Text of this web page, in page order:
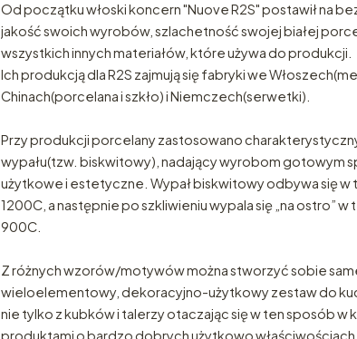
Od początku włoski koncern "Nuove R2S" postawił na
jakość swoich wyrobów, szlachetność swojej białej
wszystkich innych materiałów, które używa do produkcji.
Ich produkcją dla R2S zajmują się fabryki we
Chinach(porcelana i szkło) i Niemczech(serwetki).
Przy produkcji porcelany zastosowano
wypału(tzw. biskwitowy), nadający wyrobom gotowym
użytkowe i estetyczne. Wypał biskwitowy odbywa się w
1200C, a następnie po szkliwieniu wypala się „na ostro”
900C.
Z różnych wzorów/motywów można stworzyć sobie
wieloelementowy, dekoracyjno-użytkowy zestaw do
nie tylko z kubków i talerzy otaczając się w ten sposób w
produktami o bardzo dobrych użytkowo właściwościach.